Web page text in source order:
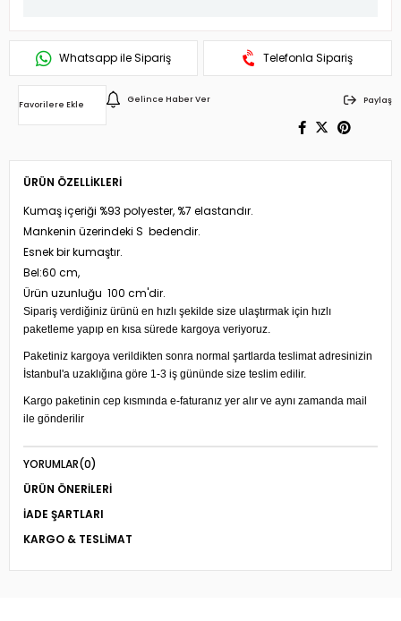
Whatsapp ile Sipariş Telefonla Sipariş
Favorilere Ekle
Gelince Haber Ver Paylaş
ÜRÜN ÖZELLIKLERI
Kumaş içeriği %93 polyester, %7 elastandır.
Mankenin üzerindeki S bedendir.
Esnek bir kumaştır.
Bel:60 cm,
Ürün uzunluğu 100 cm'dir.
Sipariş verdiğiniz ürünü en hızlı şekilde size ulaştırmak için hızlı
paketleme yapıp en kısa sürede kargoya veriyoruz.
Paketiniz kargoya verildikten sonra normal şartlarda teslimat adresinizin
İstanbul'a uzaklığına göre 1-3 iş gününde size teslim edilir.
Kargo paketinin cep kısmında e-faturanız yer alır ve aynı zamanda mail
ile gönderilir
YORUMLAR(0)
ÜRÜN ÖNERILERI
İADE ŞARTLARI
KARGO & TESLIMAT